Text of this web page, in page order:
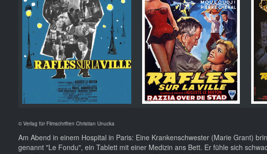
© Verlag für Filmschriften Christian Unucka
Am Abend in einem Hospital in Paris: Eine Krankenschwester (Marie Grant)
genannt "Le Fondu", ein Tablett mit einer Medizin ans Bett. Er fühle sich